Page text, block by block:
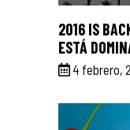
2016 IS
ESTÁ
4 febrero,